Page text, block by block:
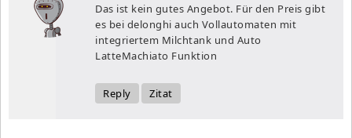
Das ist kein gutes Angebot. Für den Preis gibt
es bei delonghi auch Vollautomaten mit
integriertem Milchtank und Auto
LatteMachiato Funktion
Reply Zitat